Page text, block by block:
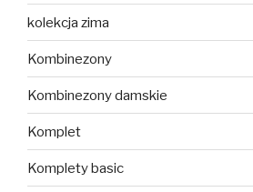
kolekcja zima
Kombinezony
Kombinezony damskie
Komplet
Komplety basic